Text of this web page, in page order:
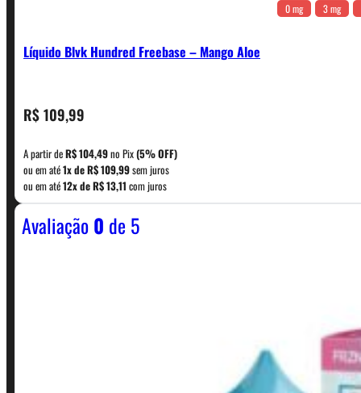
0 mg 3 mg
Líquido Blvk Hundred Freebase – Mango Aloe
R$109,99
A partir deR$104,49no Pix(5% OFF)
ou em até1x deR$109,99sem juros
ou em até12x deR$13,11 com juros
Avaliação0 de 5
CONTATO
WhatsApp: (11) 5229-0120
Horário: Política de Horario e Fretes